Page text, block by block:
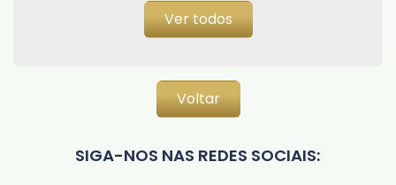
Ver todos
Voltar
SIGA-NOS NAS REDES SOCIAIS: